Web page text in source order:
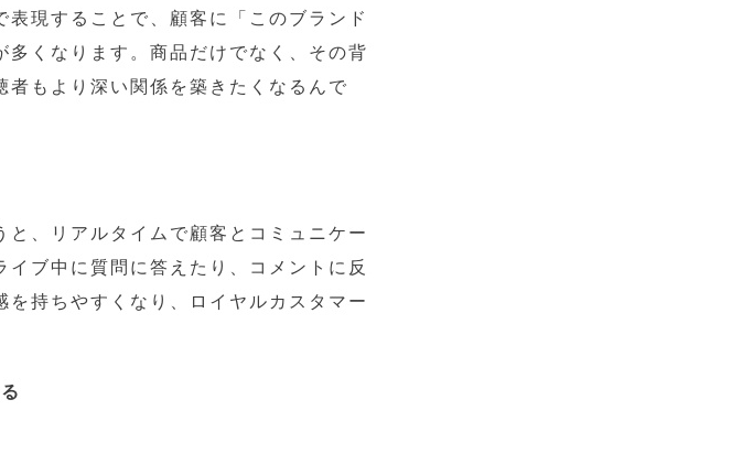
現することで、顧客に「このブランド
くなります。商品だけでなく、その背
もより深い関係を築きたくなるんで
、リアルタイムで顧客とコミュニケー
ブ中に質問に答えたり、コメントに反
持ちやすくなり、ロイヤルカスタマー